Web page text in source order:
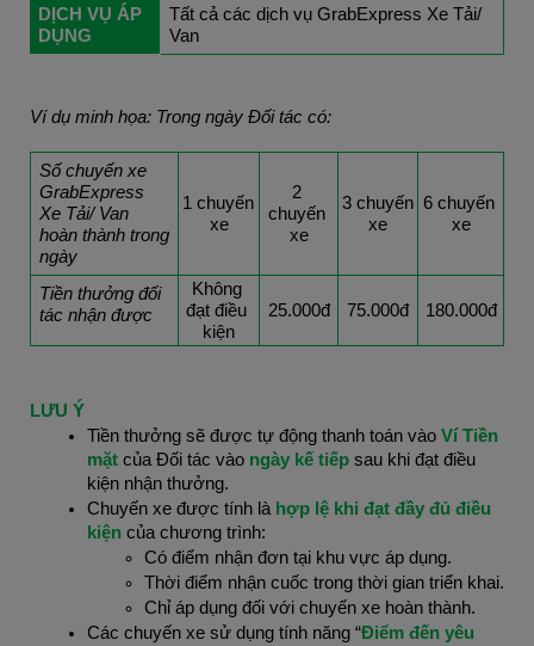
DỊCH VỤ ÁP
DỤNG
Tất cả các dịch vụ GrabExpress Xe Tải/
Van
Ví dụ minh họa: Trong ngày Đối tác có:
Số chuyến xe
GrabExpress
Xe Tải/ Van
hoàn thành trong
ngày
1 chuyến
xe
2
chuyến
xe
3 chuyến
xe
6 chuyến
xe
Tiền thưởng đối
tác nhận được
Không
đạt điều
kiện
25.000đ 75.000đ 180.000đ
LƯU Ý
Tiền thưởng sẽ được tự động thanh toán vào Ví Tiền
mặt của Đối tác vào ngày kế tiếp sau khi đạt điều
kiện nhận thưởng.
Chuyến xe được tính là hợp lệ khi đạt đầy đủ điều
kiện của chương trình:
Có điểm nhận đơn tại khu vực áp dụng.
Thời điểm nhận cuốc trong thời gian triển khai.
Chỉ áp dụng đối với chuyến xe hoàn thành.
Các chuyến xe sử dụng tính năng “Điểm đến yêu